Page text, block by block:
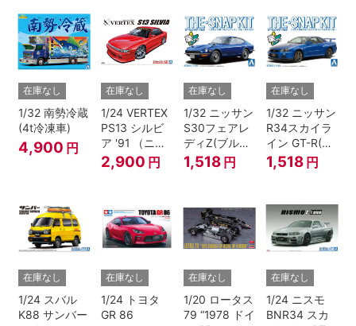
在庫なし
1/32 南勢冷蔵
(4t冷凍車)
4,900 円
在庫なし
1/24 VERTEX
PS13 シルビ
ア '91 （ニッ
サン）
2,900 円
在庫なし
1/32 ニッサン
S30フェアレ
ディZ(ブルー
メタリック)
1,518 円
在庫なし
1/32 ニッサン
R34スカイラ
イン GT-R(ベ
イサイドブル
ー)
1,518 円
在庫なし
1/24 スバル
K88 サンバー
在庫なし
1/24 トヨタ
GR 86
在庫なし
1/20 ロータス
79 “1978 ドイ
在庫なし
1/24 ニスモ
BNR34 スカ